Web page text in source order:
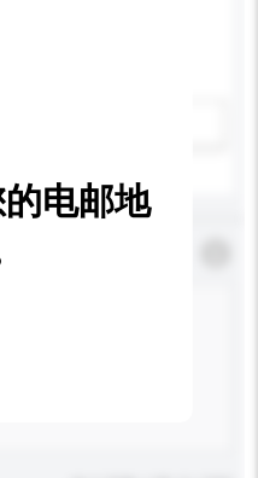
电邮地